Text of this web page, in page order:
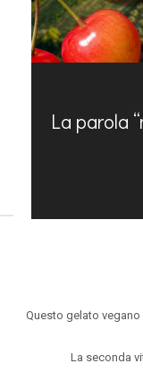
La parola
Questo gelato
La seconda